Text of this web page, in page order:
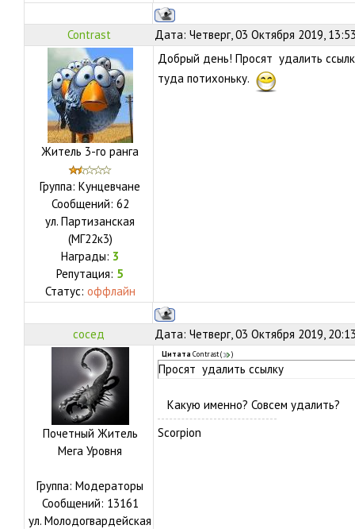
Contrast Дата: Четверг, 03 Октября 2019,
Житель 3-го ранга
Группа: Кунцевчане
Сообщений: 62
ул. Партизанская
(МГ22к3)
Награды: 3
Репутация: 5
Статус: оффлайн
Добрый день! Просят удалить
туда потихоньку.
сосед Дата: Четверг, 03 Октября 2019,
Почетный Житель
Мега Уровня
Группа: Модераторы
Сообщений: 13161
ул. Молодогвардейская
Цитата Contrast( )
Просят удалить ссылку
Какую именно? Совсем удалить?
Scorpion